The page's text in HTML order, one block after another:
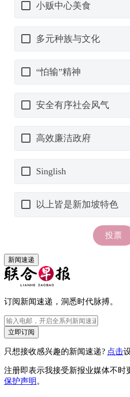
新闻速递
订阅新闻速递，洞悉时代脉搏。
立即订阅
只想接收感兴趣的新闻速递? 点击
注册即表示我接受新报业媒体不时
保护声明 。